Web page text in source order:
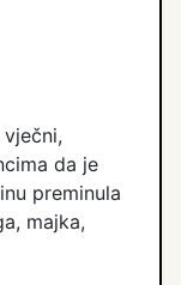
da je
preminula
majka,